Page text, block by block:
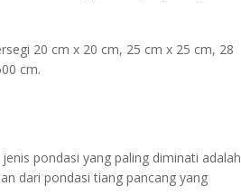
20 cm x 20 cm, 25 cm x 25 cm, 28
cm.
pondasi yang paling diminati adalah
dari pondasi tiang pancang yang